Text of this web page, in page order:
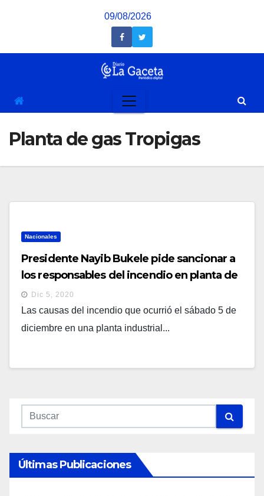
09/08/2026
Planta de gas Tropigas
Nacionales
Presidente Nayib Bukele pide sancionar a
los responsables del incendio en planta de
gas de Soyapango
Dic 5, 2020
Las causas del incendio que ocurrió el sábado 5 de
diciembre en una planta industrial...
Últimas Publicaciones